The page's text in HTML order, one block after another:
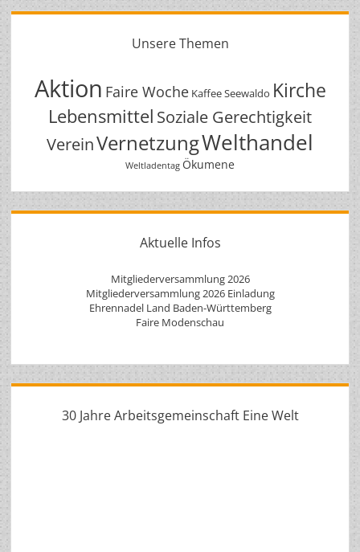
Unsere Themen
Aktion Faire Woche Kaffee Seewaldo Kirche
Lebensmittel Soziale Gerechtigkeit
VereinVernetzungWelthandel
Weltladentag Ökumene
Aktuelle Infos
Mitgliederversammlung 2026
Mitgliederversammlung 2026 Einladung
Ehrennadel Land Baden-Württemberg
Faire Modenschau
30 Jahre Arbeitsgemeinschaft Eine Welt